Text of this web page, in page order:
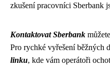
zkušení pracovníci Sberbank
Kontaktovat Sberbank
Pro rychké vyřešení běžných
linku, kde vám operátoři